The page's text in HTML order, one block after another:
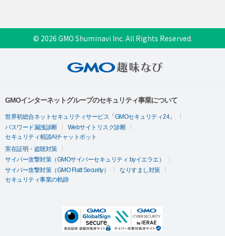
© 2026 GMO Shuminavi Inc. All Rights Reserved.